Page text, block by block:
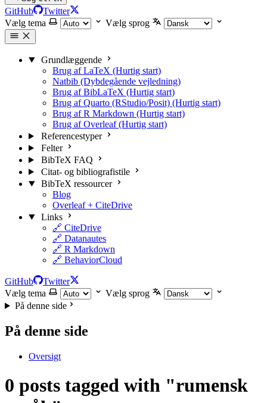
GitHub
Twitter
Vælg tema
Vælg sprog
Grundlæggende
Brug af LaTeX (Hurtig start)
Natbib (Dybdegående vejledning)
Brug af BibLaTeX (Hurtig start)
Brug af Quarto (RStudio/Posit) (Hurtig start)
Brug af R Markdown (Hurtig start)
Brug af Overleaf (Hurtig start)
Referencestyper
Felter
BibTeX FAQ
Citat- og bibliografistile
BibTeX ressourcer
Blog
Overleaf + CiteDrive
Links
🔗 CiteDrive
🔗 Datanautes
🔗 R Markdown
🔗 BehaviorCloud
GitHub
Twitter
Vælg tema
Vælg sprog
På denne side
På denne side
Oversigt
0 posts tagged with "rumensk